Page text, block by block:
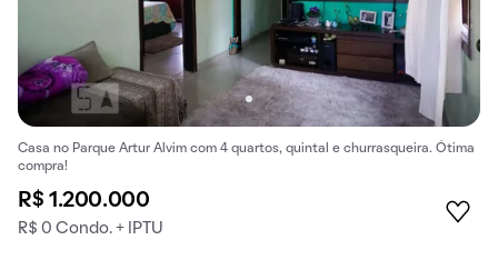
Casa no Parque Artur Alvim com 4 quartos, quintal e churrasqueira. Ótima
compra!
R$ 1.200.000
R$ 0 Condo. + IPTU